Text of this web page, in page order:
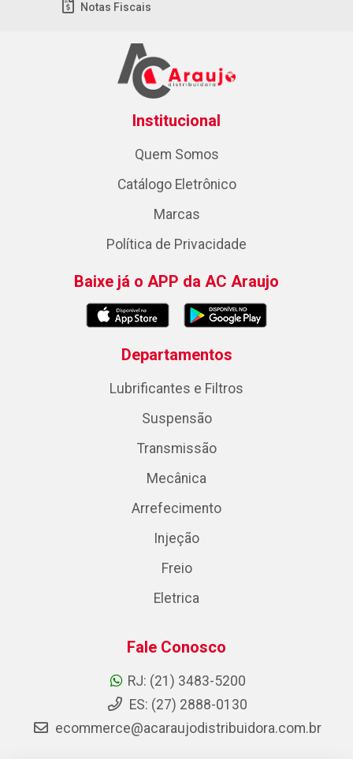
Notas Fiscais
Institucional
Quem Somos
Catálogo Eletrônico
Marcas
Política de Privacidade
Baixe já o APP da AC Araujo
Departamentos
Lubrificantes e Filtros
Suspensão
Transmissão
Mecânica
Arrefecimento
Injeção
Freio
Eletrica
Fale Conosco
RJ: (21) 3483-5200
ES: (27) 2888-0130
ecommerce@acaraujodistribuidora.com.br